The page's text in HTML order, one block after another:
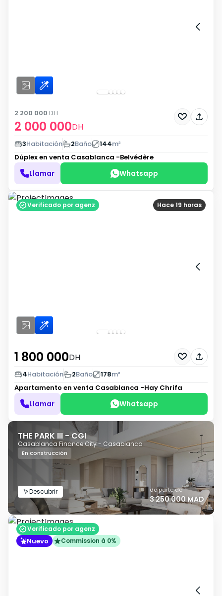
2 000 000DH
2 200 000DH
3Habitación 2Baño 144m²
Dúplex en venta Casablanca -Belvédère
Llamar Whatsapp
Hace 19 horas
Verificado por agenz
1 800 000DH
4Habitación 2Baño 178m²
Apartamento en venta Casablanca -Hay Chrifa
Llamar Whatsapp
THE PARK III - CGI
Casablanca Finance City - Casablanca
En construcción
Descubrir de parte de
3 250 000 MAD
Verificado por agenz
Nuevo Commission à 0%